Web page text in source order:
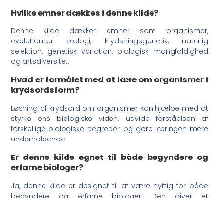
Hvilke emner dækkes i denne kilde?
Denne kilde dækker emner som organismer,
evolutionær biologi, krydsningsgenetik, naturlig
selektion, genetisk variation, biologisk mangfoldighed
og artsdiversitet.
Hvad er formålet med at lære om organismer i
krydsordsform?
Løsning af krydsord om organismer kan hjælpe med at
styrke ens biologiske viden, udvide forståelsen af
forskellige biologiske begreber og gøre læringen mere
underholdende.
Er denne kilde egnet til både begyndere og
erfarne biologer?
Ja, denne kilde er designet til at være nyttig for både
begyndere og erfarne biologer. Den giver et